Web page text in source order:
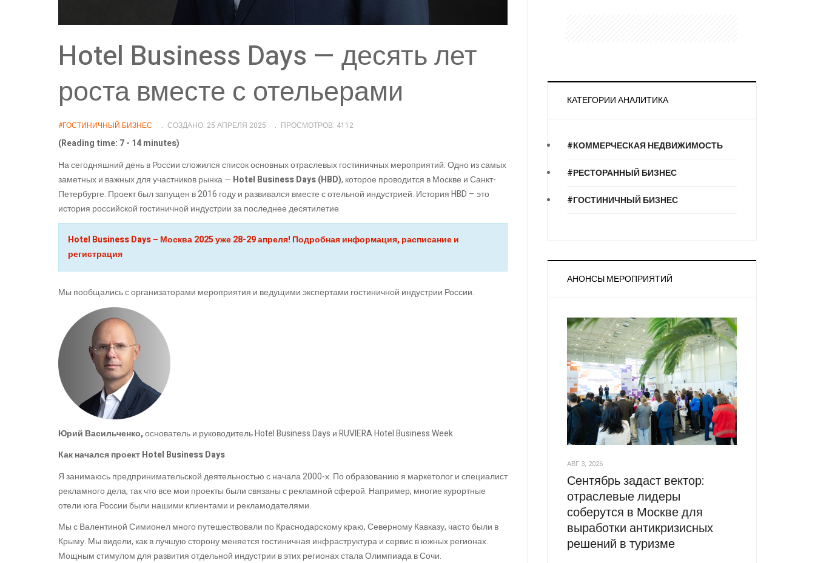
Hotel Business Days — десять лет
роста вместе с отельерами
#ГОСТИНИЧНЫЙ БИЗНЕС СОЗДАНО: 25 АПРЕЛЯ 2025 ПРОСМОТРОВ: 4112
(Reading time: 7 - 14 minutes)
На сегодняшний день в России сложился список основных отраслевых гостиничных мероприятий. Одно из самых
заметных и важных для участников рынка — Hotel Business Days (HBD), которое проводится в Москве и Санкт-
Петербурге. Проект был запущен в 2016 году и развивался вместе с отельной индустрией. История HBD – это
история российской гостиничной индустрии за последнее десятилетие.
Hotel Business Days – Москва 2025 уже 28-29 апреля! Подробная информация, расписание и
регистрация
Мы пообщались с организаторами мероприятия и ведущими экспертами гостиничной индустрии России.
Юрий Васильченко,основатель и руководитель Hotel Business Days и RUVIERA Hotel Business Week.
Как начался проект Hotel Business Days
Я занимаюсь предпринимательской деятельностью с начала 2000-х. По образованию я маркетолог и специалист
рекламного дела, так что все мои проекты были связаны с рекламной сферой. Например, многие курортные
отели юга России были нашими клиентами и рекламодателями.
Мы с Валентиной Симионел много путешествовали по Краснодарскому краю, Северному Кавказу, часто были в
Крыму. Мы видели, как в лучшую сторону меняется гостиничная инфраструктура и сервис в южных регионах.
Мощным стимулом для развития отдельной индустрии в этих регионах стала Олимпиада в Сочи.
КАТЕГОРИИ АНАЛИТИКА
#КОММЕРЧЕСКАЯ НЕДВИЖИМОСТЬ
#РЕСТОРАННЫЙ БИЗНЕС
#ГОСТИНИЧНЫЙ БИЗНЕС
АНОНСЫ МЕРОПРИЯТИЙ
АВГ 3, 2026
Сентябрь задаст вектор:
отраслевые лидеры
соберутся в Москве для
выработки антикризисных
решений в туризме